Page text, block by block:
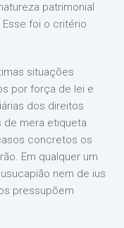
patrimonial
foi o critério
situações
por força de lei e
dos direitos
de mera etiqueta
concretos os
Em qualquer um
nem de ius
pressupõem